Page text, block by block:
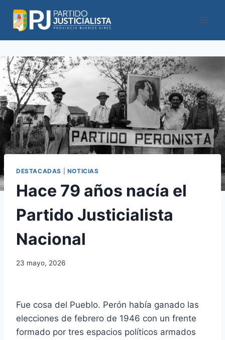
contenido
DESTACADAS NOTICIAS
Hace 79 años nacía el
Partido Justicialista
Nacional
23 mayo, 2026
Fue cosa del Pueblo. Perón había ganado las
elecciones de febrero de 1946 con un frente
formado por tres espacios políticos armados